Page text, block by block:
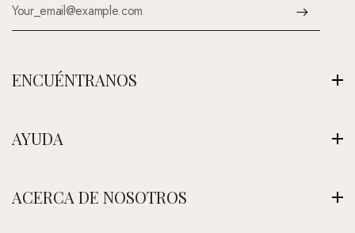
ENCUÉNTRANOS
Ver Nuestra Tienda
contacto@nefertitijoyas.com
AYUDA
Política de Privacidad
ACERCA DE NOSOTROS